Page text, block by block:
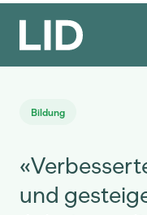
Bildung
und